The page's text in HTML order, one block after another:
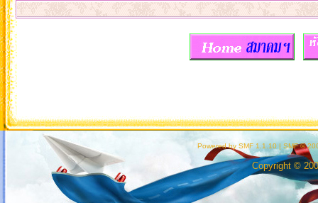
Powered by SMF 1.1.10 | SMF ©
Copyright ©